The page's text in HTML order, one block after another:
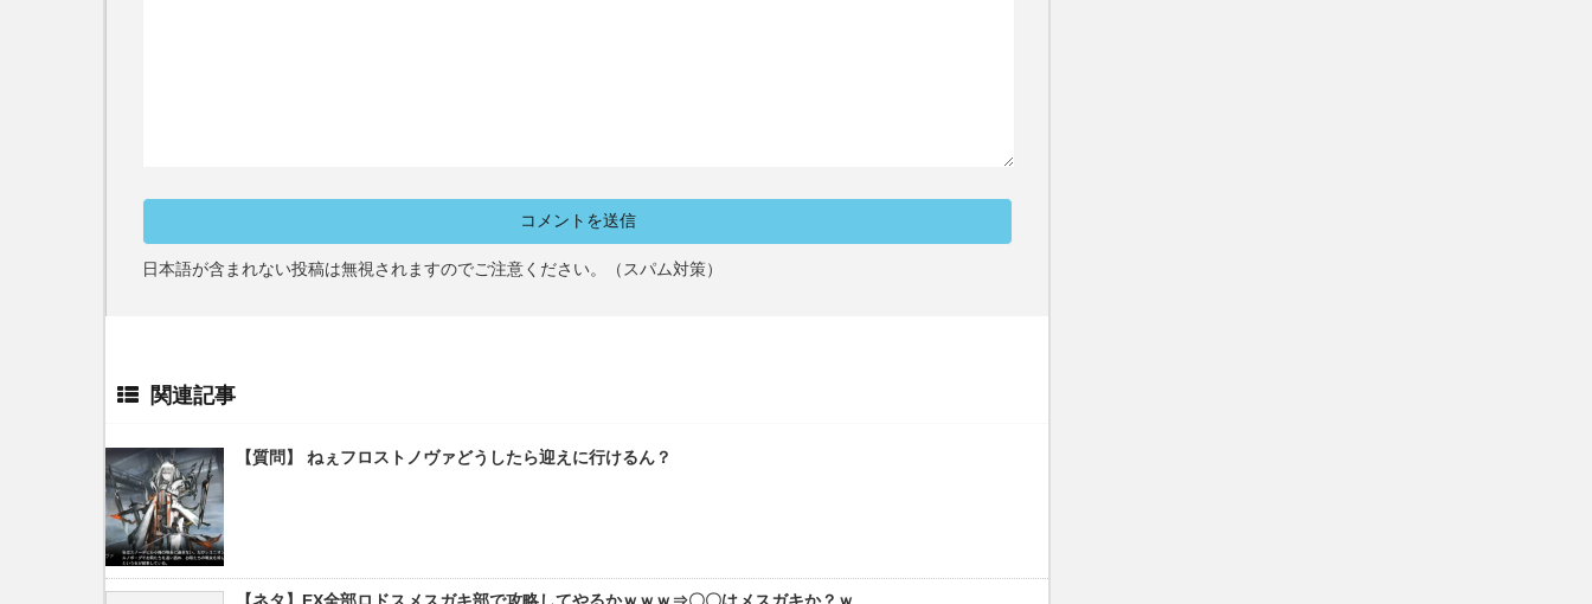
日本語が含まれない投稿は無視されますのでご注意ください。（スパム対策）
関連記事
【質問】 ねぇフロストノヴァどうしたら迎えに行けるん？